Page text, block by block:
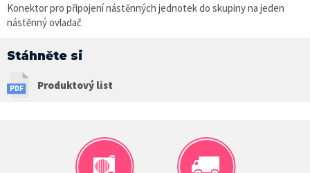
Konektor pro připojení nástěnných jednotek do skupiny na jeden
nástěnný ovladač
Stáhněte si
Produktový list